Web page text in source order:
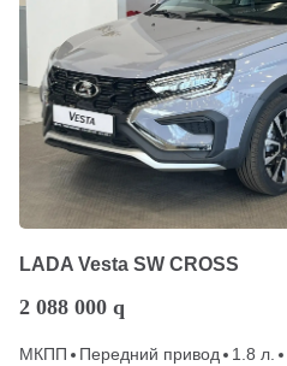
LADA Vesta SW CROSS
2 088 000 q
МКПП Передний привод 1.8 л.